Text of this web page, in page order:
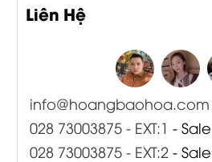
Liên Hệ
info@hoangbaohoa.com
028 73003875 - EXT:1 - Sale
028 73003875 - EXT:2- Sale